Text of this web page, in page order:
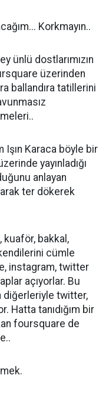
Korkmayın..
ünlü dostlarımızın
üzerinden
ballandıra tatillerini
Işın Karaca böyle bir
yayınladığı
anlayan
ter dökerek
bakkal,
cümle
instagram, twitter
açıyorlar. Bu
diğerleriyle twitter,
tanıdığım bir
foursquare de